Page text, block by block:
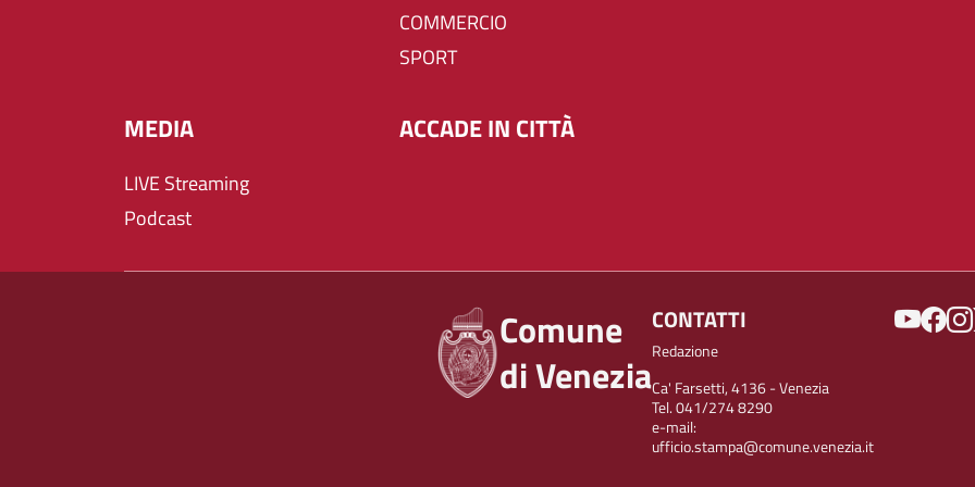
COMMERCIO
SPORT
MEDIA
LIVE Streaming
Podcast
ACCADE IN CITTÀ
Comune
di Venezia
CONTATTI
Redazione
Ca' Farsetti, 4136 - Venezia
Tel. 041/274 8290
e-mail:
ufficio.stampa@comune.venezia.it